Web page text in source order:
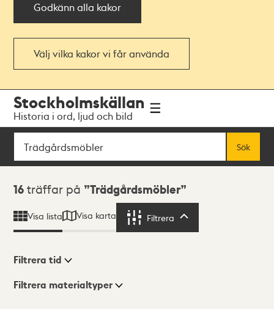
Godkänn alla kakor
Välj vilka kakor vi får använda
navigationen
huvudinnehållet
Stockholmskällan
Historia i ord, ljud och bild
Sök
Sök
Sökresultat
16 träffar på Trädgårdsmöbler
Visa lista Visa karta Filtrera
Visningsläge
Filtrera tid
Filtrera materialtyper